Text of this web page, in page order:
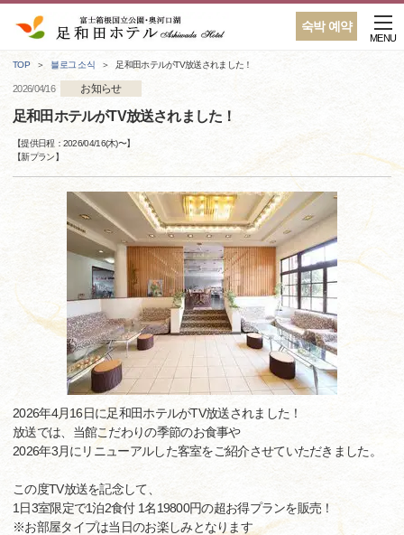
숙박 예약
MENU
TOP 블로그 소식 足和田ホテルがTV放送されました！
2026/04/16 お知らせ
足和田ホテルがTV放送されました！
【提供日程：2026/04/16(木)〜】
【新プラン】
2026年4月16日に足和田ホテルがTV放送されました！
放送では、当館こだわりの季節のお食事や
2026年3月にリニューアルした客室をご紹介させていただきました。
この度TV放送を記念して、
1日3室限定で1泊2食付 1名19800円の超お得プランを販売！
※お部屋タイプは当日のお楽しみとなります